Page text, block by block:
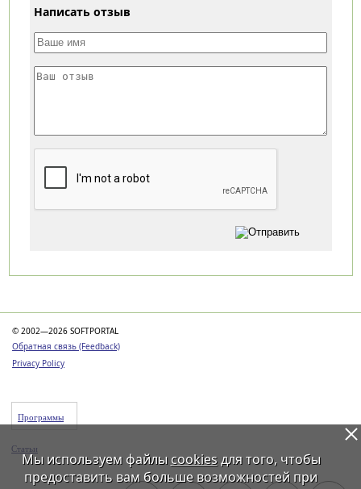
Написать отзыв
© 2002—2026 SOFTPORTAL
Обратная связь (Feedback)
Privacy Policy
Программы
Статьи
Мы используем файлы cookiesдля того, чтобы
предоставить вам больше возможностей при